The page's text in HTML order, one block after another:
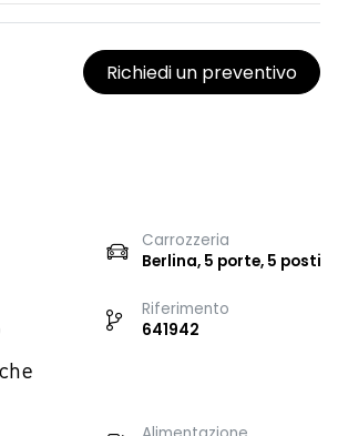
Richiedi un preventivo
Carrozzeria
Berlina, 5 porte, 5 posti
Riferimento
641942